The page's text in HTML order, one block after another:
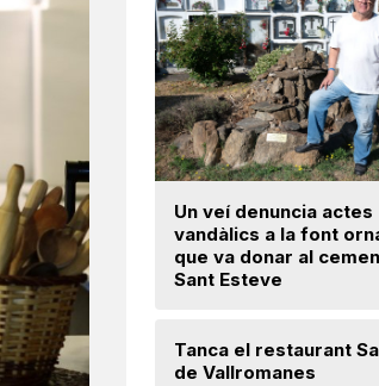
Un veí denuncia actes
vandàlics a la font
que va donar al
Sant Esteve
Tanca el restaurant
de Vallromanes